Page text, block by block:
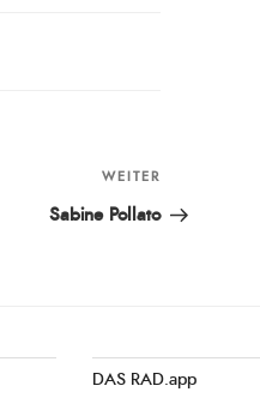
Beitrag
WEITER
Sabine Pollato
DAS RAD.app